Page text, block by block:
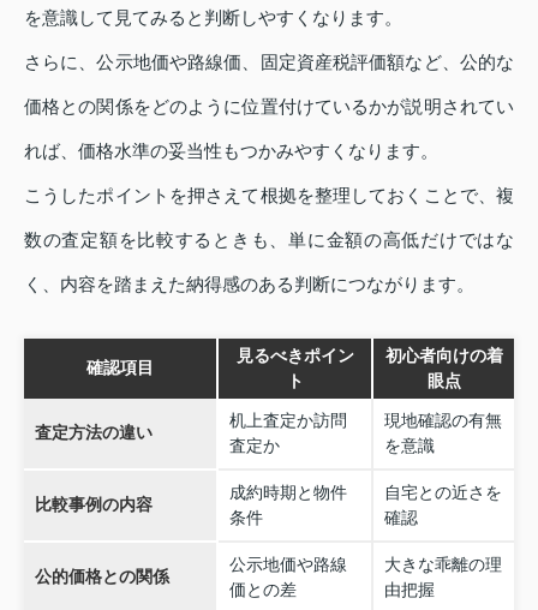
を意識して見てみると判断しやすくなります。
さらに、公示地価や路線価、固定資産税評価額など、公的な
価格との関係をどのように位置付けているかが説明されてい
れば、価格水準の妥当性もつかみやすくなります。
こうしたポイントを押さえて根拠を整理しておくことで、複
数の査定額を比較するときも、単に金額の高低だけではな
く、内容を踏まえた納得感のある判断につながります。
確認項目
見るべきポイン
ト
初心者向けの着
眼点
査定方法の違い
机上査定か訪問
査定か
現地確認の有無
を意識
比較事例の内容
成約時期と物件
条件
自宅との近さを
確認
公的価格との関係
公示地価や路線
価との差
大きな乖離の理
由把握